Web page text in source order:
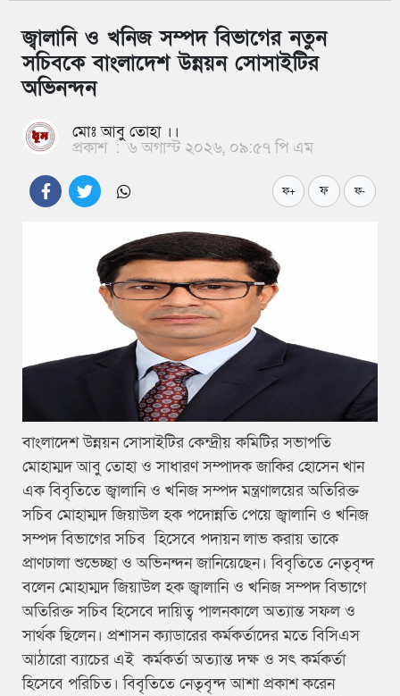
জ্বালানি ও খনিজ সম্পদ বিভাগের নতুন
সচিবকে বাংলাদেশ উন্নয়ন সোসাইটির
অভিনন্দন
মোঃ আবু তোহা ।।
প্রকাশ : ৬ অগাস্ট ২০২৬, ০৯:৫৭ পি এম
ফ+ ফ ফ-
বাংলাদেশ উন্নয়ন সোসাইটির কেন্দ্রীয় কমিটির সভাপতি
মোহাম্মদ আবু তোহা ও সাধারণ সম্পাদক জাকির হোসেন খান
এক বিবৃতিতে জ্বালানি ও খনিজ সম্পদ মন্ত্রণালয়ের অতিরিক্ত
সচিব মোহাম্মদ জিয়াউল হক পদোন্নতি পেয়ে জ্বালানি ও খনিজ
সম্পদ বিভাগের সচিব হিসেবে পদায়ন লাভ করায় তাকে
প্রাণঢালা শুভেচ্ছা ও অভিনন্দন জানিয়েছেন। বিবৃতিতে নেতৃবৃন্দ
বলেন মোহাম্মদ জিয়াউল হক জ্বালানি ও খনিজ সম্পদ বিভাগে
অতিরিক্ত সচিব হিসেবে দায়িত্ব পালনকালে অত্যান্ত সফল ও
সার্থক ছিলেন। প্রশাসন ক্যাডারের কর্মকর্তাদের মতে বিসিএস
আঠারো ব্যাচের এই কর্মকর্তা অত্যান্ত দক্ষ ও সৎ কর্মকর্তা
হিসেবে পরিচিত। বিবৃতিতে নেতৃবৃন্দ আশা প্রকাশ করেন